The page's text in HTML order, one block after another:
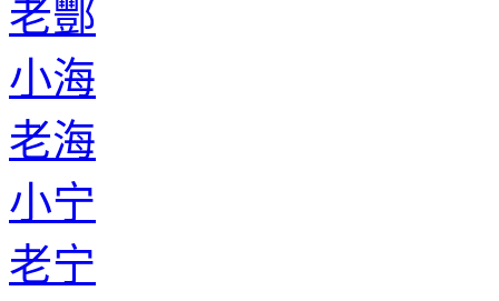
老酆
小海
老海
小宁
老宁